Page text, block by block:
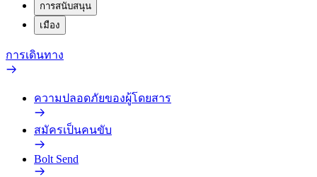
การสนับสนุน
เมือง
การเดินทาง
ความปลอดภัยของผู้โดยสาร
สมัครเป็นคนขับ
Bolt Send